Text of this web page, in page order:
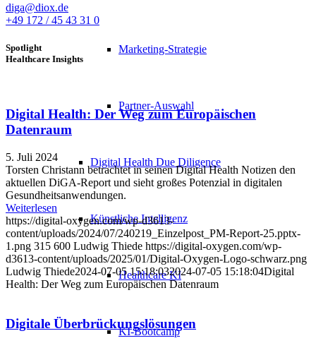
Marketing-Strategie
Partner-Auswahl
Digital Health Due Diligence
Künstliche Intelligenz
Healthcare KI
KI-Bootcamp
diga@diox.de
+49 172 / 45 43 31 0
Spotlight
Healthcare Insights
Digital Health: Der Weg zum Europäischen
Datenraum
5. Juli 2024
Torsten Christann betrachtet in seinen Digital Health Notizen den
aktuellen DiGA-Report und sieht großes Potenzial in digitalen
Gesundheitsanwendungen.
Weiterlesen
https://digital-oxygen.com/wp-d3613-
content/uploads/2024/07/240219_Einzelpost_PM-Report-25.pptx-
1.png 315 600 Ludwig Thiede https://digital-oxygen.com/wp-
d3613-content/uploads/2025/01/Digital-Oxygen-Logo-schwarz.png
Ludwig Thiede2024-07-05 15:18:032024-07-05 15:18:04Digital
Health: Der Weg zum Europäischen Datenraum
Digitale Überbrückungslösungen